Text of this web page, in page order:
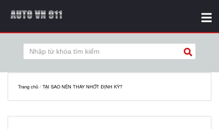
Trang chủ / TẠI SAO NÊN THAY NHỚT ĐỊNH KỲ?